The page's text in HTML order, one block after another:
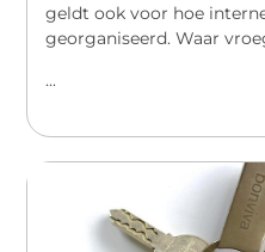
geldt ook voor hoe
georganiseerd. Waar
...